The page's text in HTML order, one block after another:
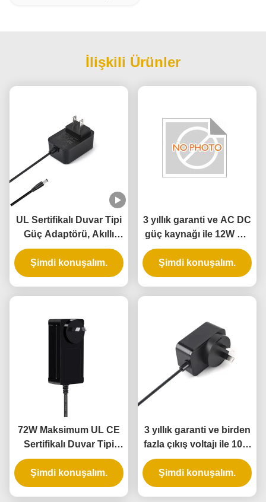
İlişkili Ürünler
UL Sertifikalı Duvar Tipi
Güç Adaptörü, Akıllı
Kapı Kilidi için 5V 12V
24V Çıkış ve 12W 24W
Güç
Şimdi konuşalım.
3 yıllık garanti ve AC DC
güç kaynağı ile 12W UL
listelenen duvar güç
adaptörü
Şimdi konuşalım.
72W Maksimum UL CE
Sertifikalı Duvar Tipi
Şarj Adaptörü, 3 Yıl
Garanti
Şimdi konuşalım.
3 yıllık garanti ve birden
fazla çıkış voltajı ile 10W
evrensel duvar güç
adaptörü
Şimdi konuşalım.